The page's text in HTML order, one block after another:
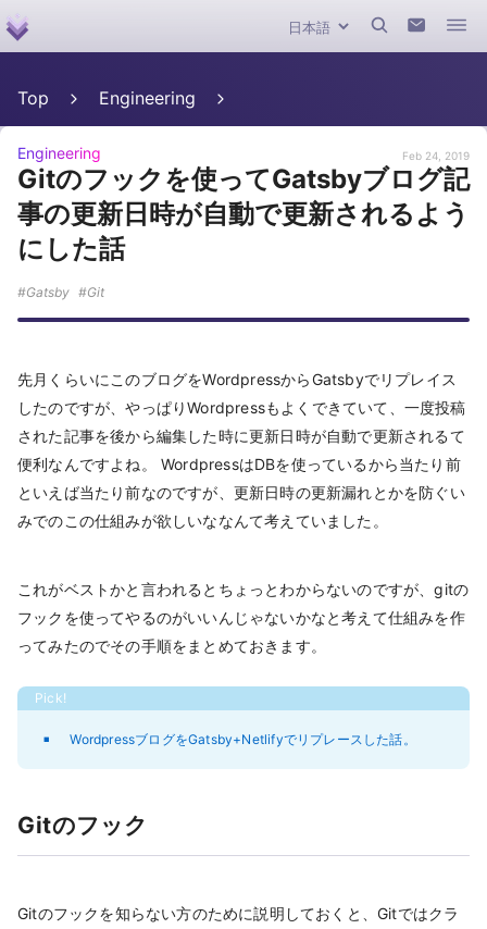
Top Engineering
Engineering Feb 24, 2019
Gitのフックを使ってGatsbyブログ記
事の更新日時が自動で更新されるよう
にした話
Gatsby Git
先月くらいにこのブログをWordpressからGatsbyでリプレイス
したのですが、やっぱりWordpressもよくできていて、一度投稿
された記事を後から編集した時に更新日時が自動で更新されるて
便利なんですよね。 WordpressはDBを使っているから当たり前
といえば当たり前なのですが、更新日時の更新漏れとかを防ぐい
みでのこの仕組みが欲しいななんて考えていました。
これがベストかと言われるとちょっとわからないのですが、gitの
フックを使ってやるのがいいんじゃないかなと考えて仕組みを作
ってみたのでその手順をまとめておきます。
WordpressブログをGatsby+Netlifyでリプレースした話。
Gitのフック
Gitのフックを知らない方のために説明しておくと、Gitではクラ